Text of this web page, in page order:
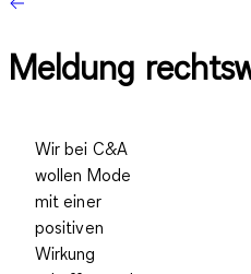
Meldung
Wir bei C&A
wollen Mode
mit einer
positiven
Wirkung